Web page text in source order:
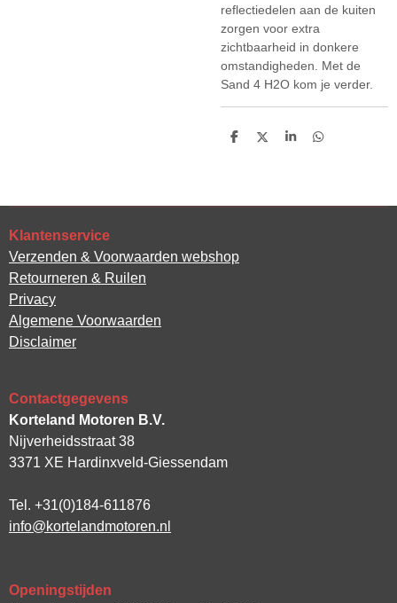
reflectiedelen aan de kuiten
zorgen voor extra
zichtbaarheid in donkere
omstandigheden. Met de
Sand 4 H2O kom je verder.
D
D
S
D
Klantenservice
Verzenden & Voorwaarden webshop
Retourneren & Ruilen
Privacy
Algemene Voorwaarden
Disclaimer
Contactgegevens
Korteland Motoren B.V.
Nijverheidsstraat 38
3371 XE Hardinxveld-Giessendam
Tel. +31(0)184-611876
info@kortelandmotoren.nl
Openingstijden